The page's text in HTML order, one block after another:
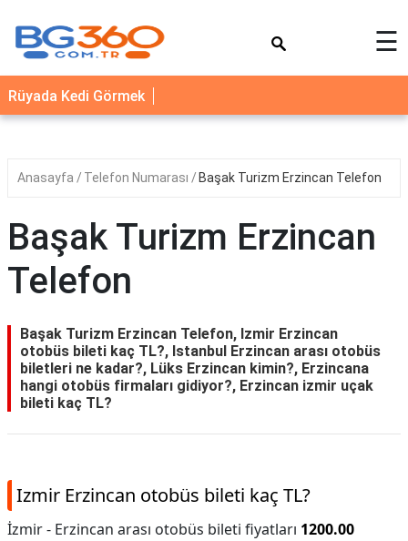
YEMEK
TARİFLERİ
SAĞLIK
İLETİŞİM
☰
Rüyada Kedi Görmek
Anasayfa Telefon Numarası Başak Turizm Erzincan Telefon
Başak Turizm Erzincan
Telefon
Başak Turizm Erzincan Telefon, Izmir Erzincan
otobüs bileti kaç TL?, Istanbul Erzincan arası otobüs
biletleri ne kadar?, Lüks Erzincan kimin?, Erzincana
hangi otobüs firmaları gidiyor?, Erzincan izmir uçak
bileti kaç TL?
Izmir Erzincan otobüs bileti kaç TL?
İzmir - Erzincan arası otobüs bileti fiyatları 1200.00